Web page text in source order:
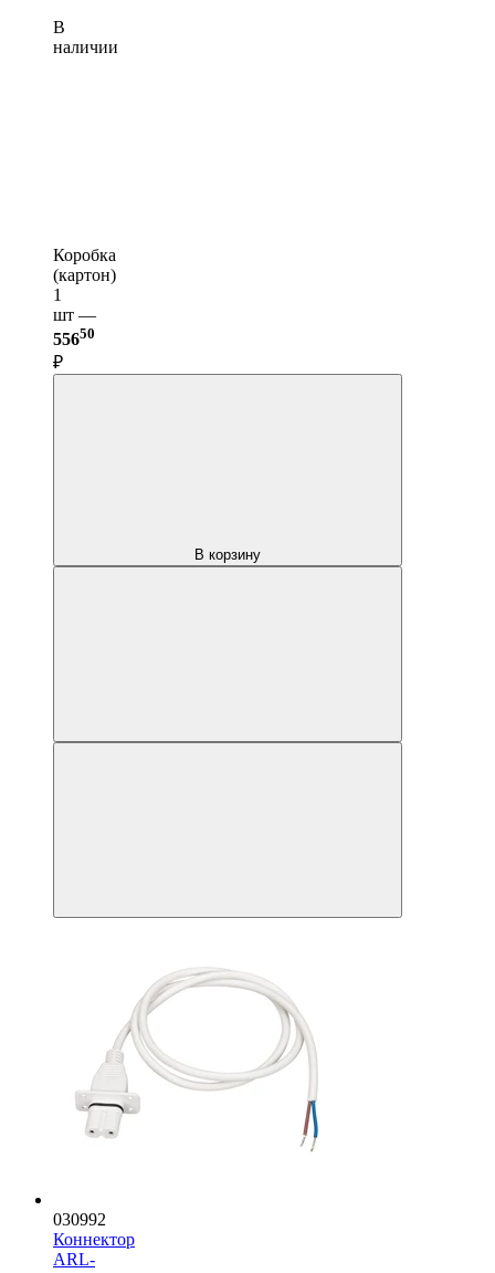
В
наличии
Коробка
(картон)
1
шт —
55650
₽
В корзину
030992
Коннектор
ARL-